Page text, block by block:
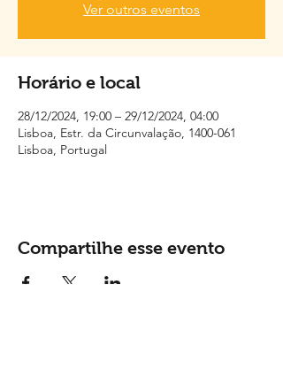
Ver outros eventos
Horário e local
28/12/2024, 19:00 – 29/12/2024, 04:00
Lisboa, Estr. da Circunvalação, 1400-061
Lisboa, Portugal
Compartilhe esse evento